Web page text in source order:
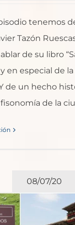
tenemos
Tazón
de su libro
en especial de
de un hecho
de la
08/07/20